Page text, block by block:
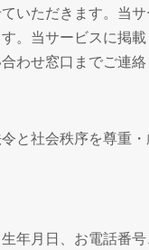
いただきます。当
。当サービスに掲
わせ窓口までご連絡
と社会秩序を尊重
年月日、お電話番